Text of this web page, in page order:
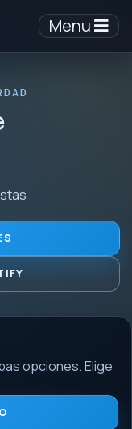
Menu
opciones. Elige